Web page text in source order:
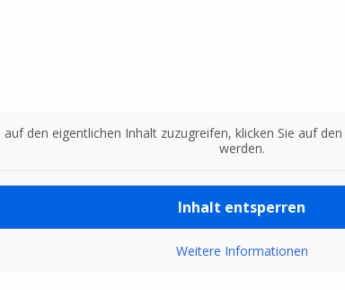
auf den eigentlichen Inhalt zuzugreifen, klicken Sie auf
werden.
Inhalt entsperren
Weitere Informationen